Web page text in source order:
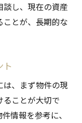
し、現在の資産
とが、長期的な
ト
、まず物件の現
ことが大切で
情報を参考に、